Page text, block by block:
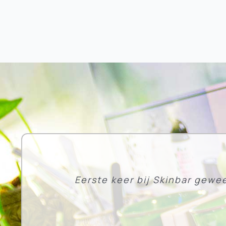
Eerste keer bij Skinbar
Hele fijne behandeling. Een